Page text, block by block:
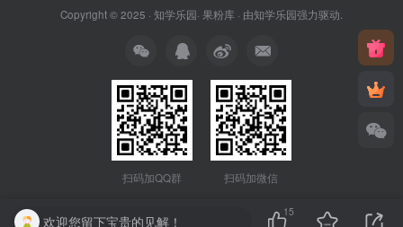
Copyright © 2025 · 知学乐园· 果粉库 · 由知学乐园强力驱动.
扫码加QQ群 扫码加微信
欢迎您留下宝贵的见解！
15